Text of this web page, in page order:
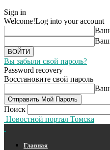
Sign in
Welcome!Log into your account
Ваш
Вы забыли свой пароль?
Password recovery
Восстановите свой пароль
Ваш
Поиск
Новостной портал Томска
Главная